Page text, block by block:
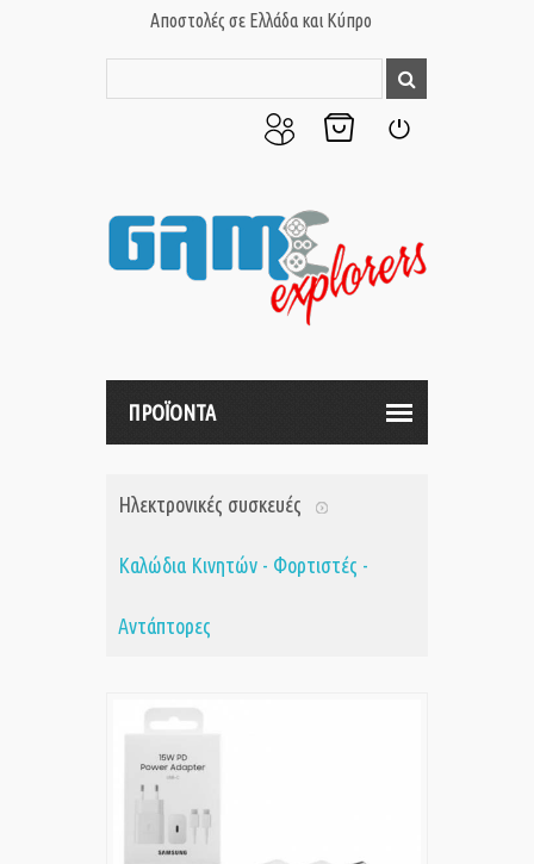
Αποστολές σε Ελλάδα και Κύπρο
μου
ΠΡΟΪΟΝΤΑ
Ηλεκτρονικές συσκευές
Καλώδια Κινητών - Φορτιστές -
Αντάπτορες